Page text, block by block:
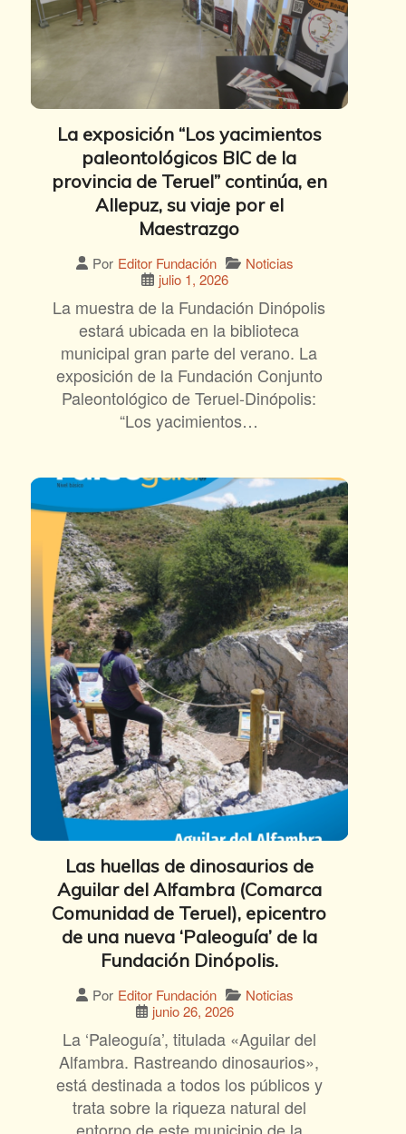
La exposición “Los yacimientos
paleontológicos BIC de la
provincia de Teruel” continúa, en
Allepuz, su viaje por el
Maestrazgo
Por Editor Fundación
Noticias
julio 1, 2026
La muestra de la Fundación Dinópolis
estará ubicada en la biblioteca
municipal gran parte del verano. La
exposición de la Fundación Conjunto
Paleontológico de Teruel-Dinópolis:
“Los yacimientos…
Las huellas de dinosaurios de
Aguilar del Alfambra (Comarca
Comunidad de Teruel), epicentro
de una nueva ‘Paleoguía’ de la
Fundación Dinópolis.
Por Editor Fundación
Noticias
junio 26, 2026
La ‘Paleoguía’, titulada «Aguilar del
Alfambra. Rastreando dinosaurios»,
está destinada a todos los públicos y
trata sobre la riqueza natural del
entorno de este municipio de la